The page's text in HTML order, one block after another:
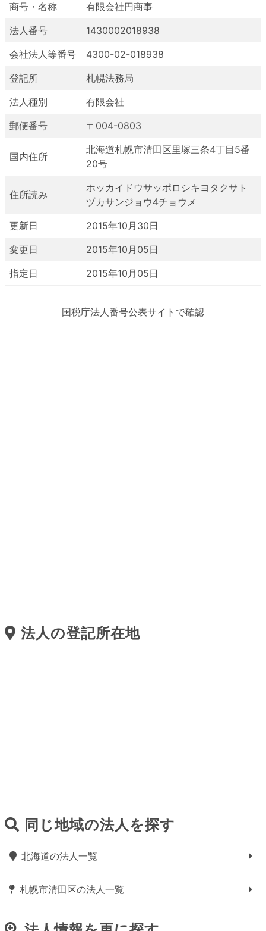
商号・名称
有限会社円商事
法人番号
1430002018938
会社法人等番号
4300-02-018938
登記所
札幌法務局
法人種別
有限会社
郵便番号
〒004-0803
国内住所
北海道札幌市清田区里塚三条4丁目5番
20号
住所読み
ホッカイドウサッポロシキヨタクサト
ヅカサンジョウ4チョウメ
更新日
2015年10月30日
変更日
2015年10月05日
指定日
2015年10月05日
国税庁法人番号公表サイトで確認
法人の登記所在地
同じ地域の法人を探す
北海道の法人一覧
札幌市清田区の法人一覧